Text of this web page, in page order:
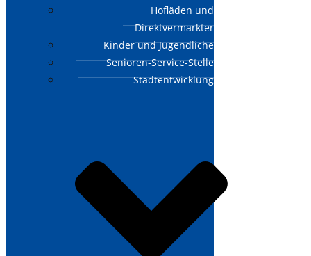
Hofläden und
Direktvermarkter
Kinder und Jugendliche
Senioren-Service-Stelle
Stadtentwicklung